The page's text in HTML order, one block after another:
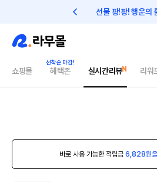
선물 팡!팡! 행운의
쇼핑몰 혜택존 실시간리뷰 리워
바로 사용 가능한 적립금 6,828원을